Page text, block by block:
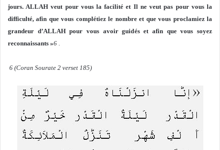
jours. ALLAH veut pour vous la facilité et Il ne veut pas pour vous la
difficulté, afin que vous complétiez le nombre et que vous proclamiez la
grandeur d’ALLAH pour vous avoir guidés et afin que vous soyez
reconnaissants »6
6 (Coran Sourate 2 verset 185)